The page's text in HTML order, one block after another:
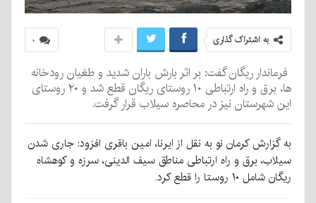
۰ به اشتراک گذاری
فرماندار ریگان گفت: بر اثر بارش باران شدید و طغیان رودخانه
ها، برق و راه ارتباطی ۱۰ روستای ریگان قطع شد و ۲۰ روستای
این شهرستان نیز در محاصره سیلاب قرار گرفت.
به گزارش کرمان نو به نقل از ایرنا، امین باقری افزود: جاری شدن
سیلاب، برق و راه ارتباطی مناطق سیف الدینی، سرزه و کوهشاه
ریگان شامل ۱۰ روستا را قطع کرد.